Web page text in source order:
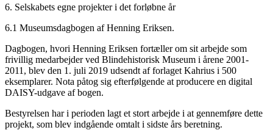
6. Selskabets egne projekter i det forløbne år
6.1 Museumsdagbogen af Henning Eriksen.
Dagbogen, hvori Henning Eriksen fortæller om sit arbejde som
frivillig medarbejder ved Blindehistorisk Museum i årene 2001-
2011, blev den 1. juli 2019 udsendt af forlaget Kahrius i 500
eksemplarer. Nota påtog sig efterfølgende at producere en digital
DAISY-udgave af bogen.
Bestyrelsen har i perioden lagt et stort arbejde i at gennemføre dette
projekt, som blev indgående omtalt i sidste års beretning.